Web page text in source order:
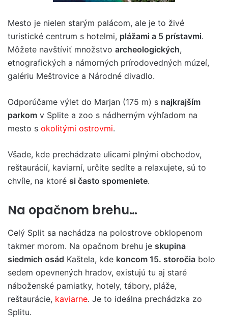
Mesto je nielen starým palácom, ale je to živé
turistické centrum s hotelmi, plážami a 5 prístavmi.
Môžete navštíviť množstvo archeologických,
etnografických a námorných prírodovedných múzeí,
galériu Meštrovice a Národné divadlo.
Odporúčame výlet do Marjan (175 m) s najkrajším
parkom v Splite a zoo s nádherným výhľadom na
mesto s okolitými ostrovmi.
Všade, kde prechádzate ulicami plnými obchodov,
reštaurácií, kaviarní, určite sedíte a relaxujete, sú to
chvíle, na ktoré si často spomeniete.
Na opačnom brehu…
Celý Split sa nachádza na polostrove obklopenom
takmer morom. Na opačnom brehu je skupina
siedmich osád Kaštela, kde koncom 15. storočia bolo
sedem opevnených hradov, existujú tu aj staré
náboženské pamiatky, hotely, tábory, pláže,
reštaurácie, kaviarne. Je to ideálna prechádzka zo
Splitu.